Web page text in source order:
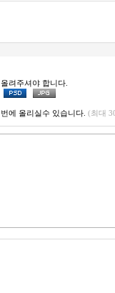
려주셔야 합니다.
에 올리실수 있습니다. (최대